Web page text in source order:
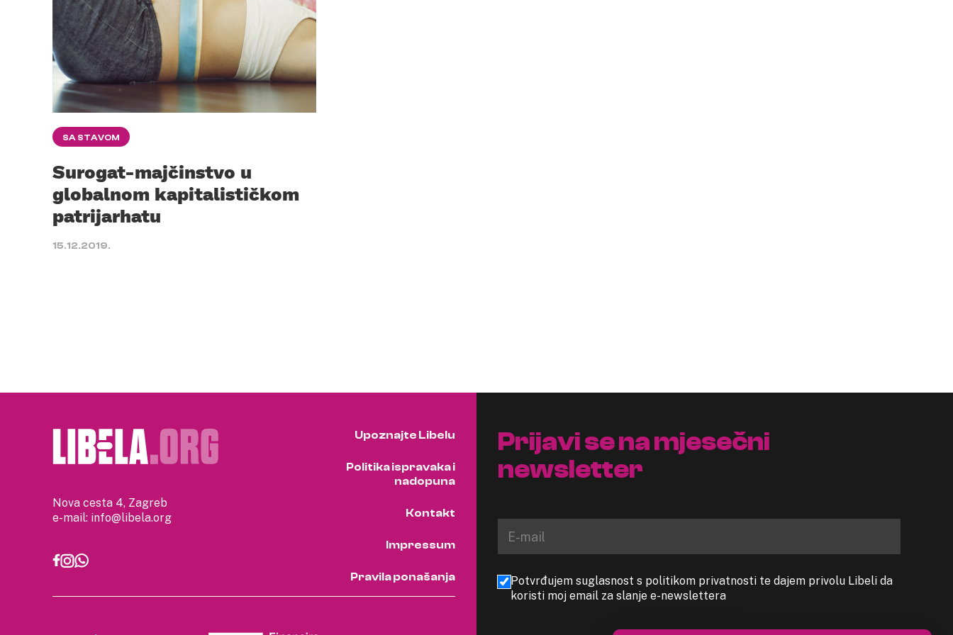
SA STAVOM
Surogat-majčinstvo u
globalnom kapitalističkom
patrijarhatu
15.12.2019.
Nova cesta 4, Zagreb
e-mail: info@libela.org
Upoznajte Libelu
Politika ispravaka i
nadopuna
Kontakt
Impressum
Pravila ponašanja
Prijavi se na mjesečni
newsletter
Potvrđujem suglasnost s politikom privatnosti te dajem privolu Libeli da
koristi moj email za slanje e-newslettera